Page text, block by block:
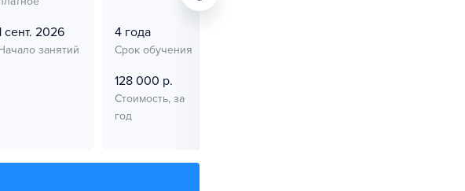
сент. 2026
занятий
4 года
Срок обучения
128 000 р.
Стоимость, за
год